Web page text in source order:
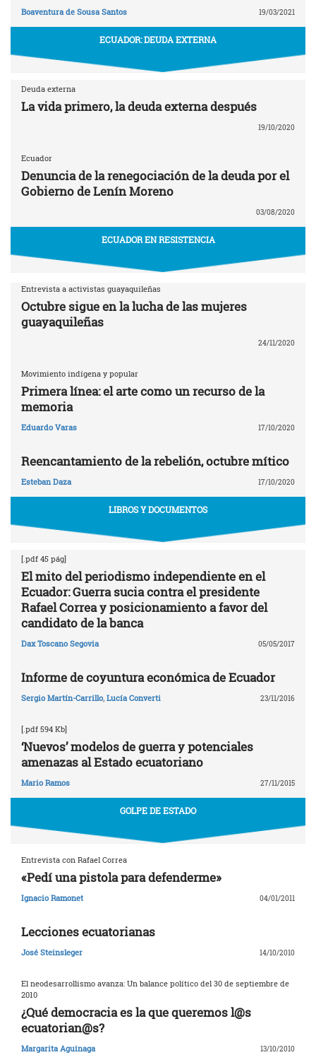
Boaventura de Sousa Santos 19/03/2021
ECUADOR: DEUDA EXTERNA
Deuda externa
La vida primero, la deuda externa después
19/10/2020
Ecuador
Denuncia de la renegociación de la deuda por el
Gobierno de Lenín Moreno
03/08/2020
ECUADOR EN RESISTENCIA
Entrevista a activistas guayaquileñas
Octubre sigue en la lucha de las mujeres
guayaquileñas
24/11/2020
Movimiento indígena y popular
Primera línea: el arte como un recurso de la
memoria
Eduardo Varas 17/10/2020
Reencantamiento de la rebelión, octubre mítico
Esteban Daza 17/10/2020
LIBROS Y DOCUMENTOS
[.pdf 45 pág]
El mito del periodismo independiente en el
Ecuador: Guerra sucia contra el presidente
Rafael Correa y posicionamiento a favor del
candidato de la banca
Dax Toscano Segovia 05/05/2017
Informe de coyuntura económica de Ecuador
Sergio Martín-Carrillo, Lucía Converti 23/11/2016
[.pdf 594 Kb]
‘Nuevos’ modelos de guerra y potenciales
amenazas al Estado ecuatoriano
Mario Ramos 27/11/2015
GOLPE DE ESTADO
Entrevista con Rafael Correa
«Pedí una pistola para defenderme»
Ignacio Ramonet 04/01/2011
Lecciones ecuatorianas
José Steinsleger 14/10/2010
El neodesarrollismo avanza: Un balance político del 30 de septiembre de
2010
¿Qué democracia es la que queremos l@s
ecuatorian@s?
Margarita Aguinaga 13/10/2010